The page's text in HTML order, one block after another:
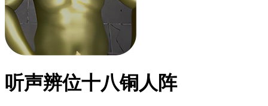
听声辨位十八铜人阵